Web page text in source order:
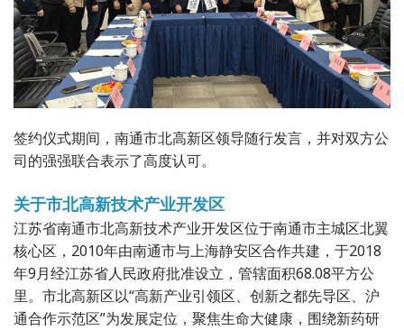
签约仪式期间，南通市北高新区领导随行发言，并对双方公
司的强强联合表示了高度认可。
关于市北高新技术产业开发区
江苏省南通市北高新技术产业开发区位于南通市主城区北翼
核心区，2010年由南通市与上海静安区合作共建，于2018
年9月经江苏省人民政府批准设立，管辖面积68.08平方公
里。市北高新区以“高新产业引领区、创新之都先导区、沪
通合作示范区”为发展定位，聚焦生命大健康，围绕新药研